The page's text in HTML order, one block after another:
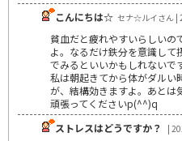
こんにちは☆ セナ☆ルイさん |
貧血だと疲れやすいらしいの
よ。なるだけ鉄分を意識して
でみるといいかもしれないで
私は朝起きてから体がダルい
が、結構効きますよ。あとは
頑張ってくださいp(^^)q
ストレスはどうですか？
|